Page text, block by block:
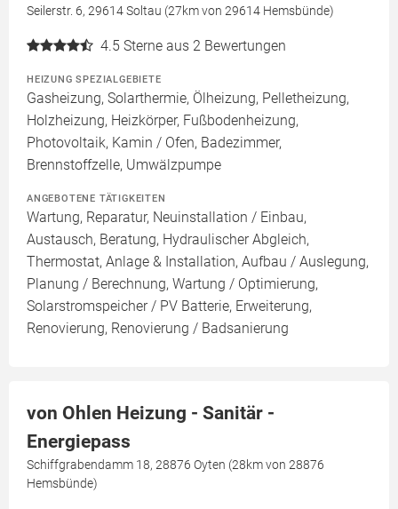
Seilerstr. 6, 29614 Soltau (27km von 29614 Hemsbünde)
4.5 Sterne aus 2 Bewertungen
HEIZUNG SPEZIALGEBIETE
Gasheizung, Solarthermie, Ölheizung, Pelletheizung,
Holzheizung, Heizkörper, Fußbodenheizung,
Photovoltaik, Kamin / Ofen, Badezimmer,
Brennstoffzelle, Umwälzpumpe
ANGEBOTENE TÄTIGKEITEN
Wartung, Reparatur, Neuinstallation / Einbau,
Austausch, Beratung, Hydraulischer Abgleich,
Thermostat, Anlage & Installation, Aufbau / Auslegung,
Planung / Berechnung, Wartung / Optimierung,
Solarstromspeicher / PV Batterie, Erweiterung,
Renovierung, Renovierung / Badsanierung
von Ohlen Heizung - Sanitär -
Energiepass
Schiffgrabendamm 18, 28876 Oyten (28km von 28876
Hemsbünde)